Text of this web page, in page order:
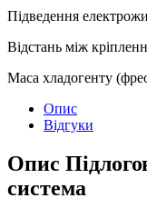
Підведення
Відстань між
Маса хладогенту
Опис
Відгуки
Опис
система